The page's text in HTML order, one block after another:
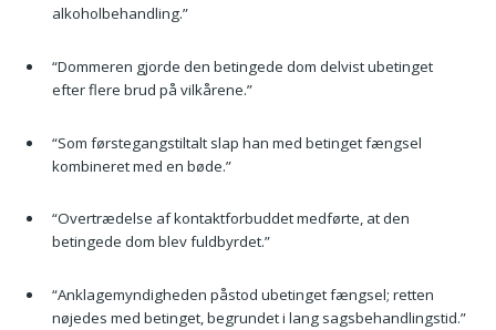
alkoholbehandling.”
“Dommeren gjorde den betingede dom delvist ubetinget
efter flere brud på vilkårene.”
“Som førstegangstiltalt slap han med betinget fængsel
kombineret med en bøde.”
“Overtrædelse af kontaktforbuddet medførte, at den
betingede dom blev fuldbyrdet.”
“Anklagemyndigheden påstod ubetinget fængsel; retten
nøjedes med betinget, begrundet i lang sagsbehandlingstid.”